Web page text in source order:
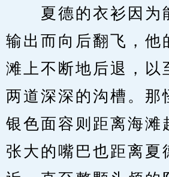
夏德的衣衫因为
输出而向后翻飞，他
滩上不断地后退，以
两道深深的沟槽。那
银色面容则距离海滩
张大的嘴巴也距离夏